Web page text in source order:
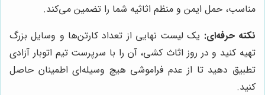
مناسب، حمل ایمن و منظم اثاثیه شما را تضمین می‌کند.
نکته حرفه‌ای: یک لیست نهایی از تعداد کارتن‌ها و وسایل بزرگ
تهیه کنید و در روز اثاث کشی، آن را با سرپرست تیم اتوبار آزادی
تطبیق دهید تا از عدم فراموشی هیچ وسیله‌ای اطمینان حاصل
کنید.